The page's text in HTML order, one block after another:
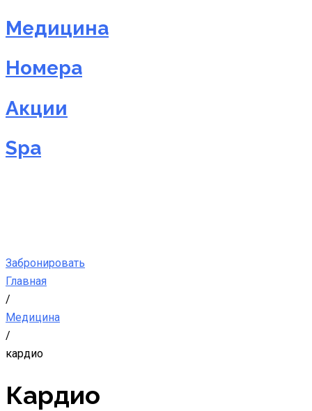
Медицина
Номера
Акции
Spa
Забронировать
Главная
/
Медицина
/
кардио
Кардио